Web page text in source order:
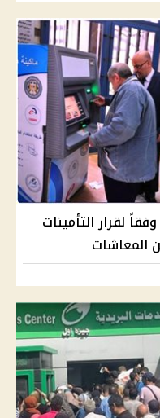
موعد صرف معاشات أبريل 2026 وفقاً لقرار التأمينات
المعاشات